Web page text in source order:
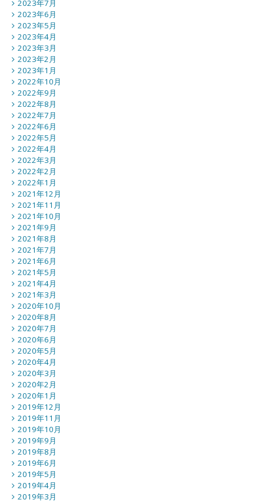
2023年7月
2023年6月
2023年5月
2023年4月
2023年3月
2023年2月
2023年1月
2022年10月
2022年9月
2022年8月
2022年7月
2022年6月
2022年5月
2022年4月
2022年3月
2022年2月
2022年1月
2021年12月
2021年11月
2021年10月
2021年9月
2021年8月
2021年7月
2021年6月
2021年5月
2021年4月
2021年3月
2020年10月
2020年8月
2020年7月
2020年6月
2020年5月
2020年4月
2020年3月
2020年2月
2020年1月
2019年12月
2019年11月
2019年10月
2019年9月
2019年8月
2019年6月
2019年5月
2019年4月
2019年3月